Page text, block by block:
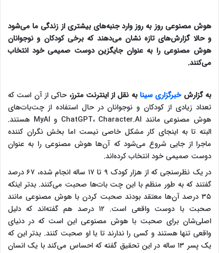
هوش مصنوعی روز به روز وارد جنبه‌های بیشتری از زندگی ما می‌شود
و حالا گزارش‌های تازه نشان می‌دهند که برخی کودکان و نوجوانان
هوش مصنوعی را به عنوان جایگزین دوست صمیمی خود انتخاب
می‌کنند.
به گزارش خبرگزاری سینابه نقل از اینترنت مترز، حاکی از آن است که
تعداد زیادی از کودکان و نوجوانان در حال استفاده از چت‌بات‌های
هوش مصنوعی مانند ChatGPT، Character.AI و MyAI هستند.
البته تا به اینجای کار مشکل خاصی نیست اما بخش نگران کننده
ماجرا از جایی شروع می‌شود که آن‌ها هوش مصنوعی را به عنوان
دوست صمیمی خود انتخاب کرده‌اند.
در یک نظرسنجی که از هزار کودک ۹ تا ۱۷ ساله انجام شده، ۶۷ درصد
گفتند که به طور منظم با این چت بات‌ها صحبت می‌کنند. بدتر اینکه
۳۵ درصد آن‌ها معتقد بودند صحبت کردن با هوش مصنوعی مانند
صحبت با دوست واقعی است. ۱۲ درصد هم گفته‌اند که دلیل
اصلی‌شان برای صحبت با هوش مصنوعی این است که در دنیای
واقعی تنها هستند و کسی را ندارند تا با او صحبت کنند. بدتر این که
یک پسر ۱۳ ساله در این تحقیق گفته که احساس می‌کند با یک انسان